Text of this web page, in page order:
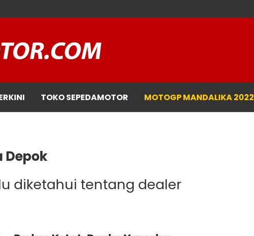
TOKO SEPEDAMOTOR MOTOGP MANDALIKA 2022
Depok
diketahui tentang dealer